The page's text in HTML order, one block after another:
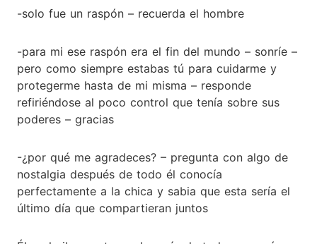
-solo fue un raspón – recuerda el hombre
-para mi ese raspón era el fin del mundo – sonríe –
pero como siempre estabas tú para cuidarme y
protegerme hasta de mi misma – responde
refiriéndose al poco control que tenía sobre sus
poderes – gracias
-¿por qué me agradeces? – pregunta con algo de
nostalgia después de todo él conocía
perfectamente a la chica y sabia que esta sería el
último día que compartieran juntos